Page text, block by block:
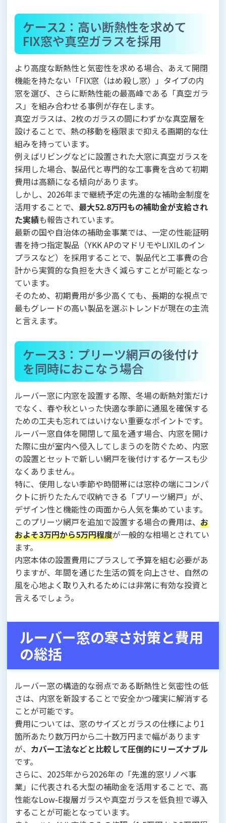
ケース2：高い断熱性を求めて
FIX窓や真空ガラスを採用
より高度な断熱性と気密性を求める場合、あえて開閉
機能を持たない「FIX窓（はめ殺し窓）」タイプの内
窓を選び、さらに断熱性能の最高峰である「真空ガラ
ス」を組み合わせる事例が存在します。
真空ガラスは、2枚のガラスの間にわずかな真空層を
設けることで、熱の移動を極限まで抑える画期的な仕
組みを持っています。
例えばリビングなどに設置された大窓に真空ガラスを
採用した場合、製品代と専門的な工事費を含めて初期
費用は高額になる傾向があります。
しかし、2026年まで継続予定の先進的な補助金制度を
活用することで、 最大52.8万円もの補助金が支給され
た実績も報告されています。
最新の国や自治体の補助金事業では、一定の性能証明
書を持つ指定製品（YKK APのマドリモやLIXILのイン
プラスなど）を採用することで、製品代と工事費の合
計から実質的な負担を大きく減らすことが可能となっ
ています。
そのため、初期費用が多少高くても、長期的な視点で
最もグレードの高い製品を選ぶトレンドが現在の主流
と言えます。
ケース3：プリーツ網戸の後付け
を同時におこなう場合
ルーバー窓に内窓を設置する際、冬場の断熱対策だけ
でなく、春や秋といった快適な季節に通風を確保する
ための工夫も忘れてはいけない重要なポイントです。
ルーバー窓自体を開閉して風を通す場合、内窓を開け
た際に虫が室内へ侵入してしまうのを防ぐため、内窓
の設置とセットで新しい網戸を後付けするケースも少
なくありません。
特に、使用しない季節や時間帯には窓枠の端にコンパ
クトに折りたたんで収納できる「プリーツ網戸」が、
デザイン性と機能性の両面から人気を集めています。
このプリーツ網戸を追加で設置する場合の費用は、 お
およそ3万円から5万円程度が一般的な相場とされてい
ます。
内窓本体の設置費用にプラスして予算を組む必要があ
りますが、年間を通じた生活の質を向上させ、自然の
風を心地よく取り入れるためには非常に有効な投資と
言えるでしょう。
ルーバー窓の寒さ対策と費用
の総括
ルーバー窓の構造的な弱点である断熱性と気密性の低
さは、内窓を新設することで安全かつ確実に解消する
ことが可能です。
費用については、窓のサイズとガラスの仕様により1
箇所あたり数万円から二十数万円まで幅があります
が、 カバー工法などと比較して圧倒的にリーズナブル
です。
さらに、2025年から2026年の「先進的窓リノベ事
業」に代表される大型の補助金を活用することで、高
性能なLow-E複層ガラスや真空ガラスを低負担で導入
することが可能となっています。